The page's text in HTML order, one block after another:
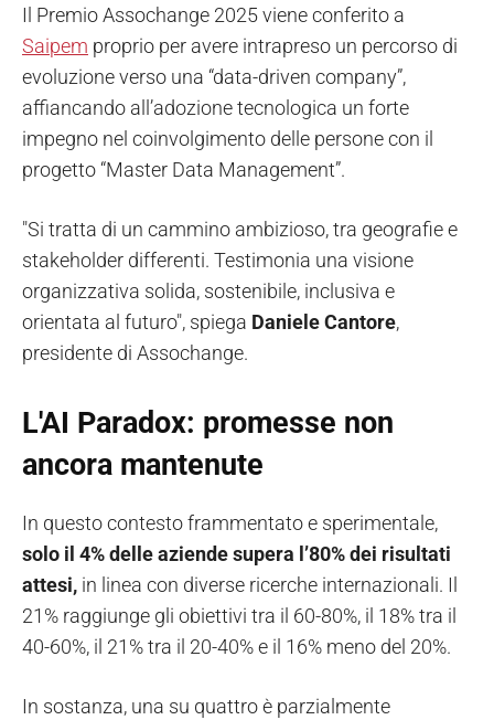
Il Premio Assochange 2025 viene conferito a
Saipem proprio per avere intrapreso un percorso di
evoluzione verso una “data-driven company”,
affiancando all’adozione tecnologica un forte
impegno nel coinvolgimento delle persone con il
progetto “Master Data Management”.
"Si tratta di un cammino ambizioso, tra geografie e
stakeholder differenti. Testimonia una visione
organizzativa solida, sostenibile, inclusiva e
orientata al futuro", spiega Daniele Cantore,
presidente di Assochange.
L'AI Paradox: promesse non
ancora mantenute
In questo contesto frammentato e sperimentale,
solo il 4% delle aziende supera l’80% dei risultati
attesi, in linea con diverse ricerche internazionali. Il
21% raggiunge gli obiettivi tra il 60-80%, il 18% tra il
40-60%, il 21% tra il 20-40% e il 16% meno del 20%.
In sostanza, una su quattro è parzialmente